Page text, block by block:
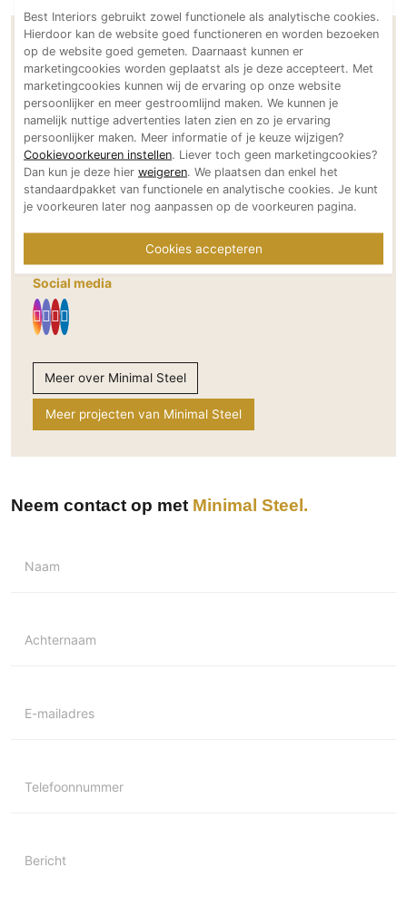
Wandafwerking
Beton Ciré
Behang / Wandtextiel
Natuursteen en keramiek
Leer
Schilderwerk
Stucwerk
Spuitwerk
Audio/Video
Thuisbioscoop
Domotica
Fitnessapparatuur
Akoestiek
Wellness
Contactgegevens Minimal Steel
Adresgegevens
Corsendonk 9
2360 Oud Turnhout
Enkel op afspraak BE
Bereikbaar via
+32 (0)493 194725
info@minimalsteel.com
Social media
Meer over Minimal Steel
Meer projecten van Minimal Steel
Neem contact op met Minimal Steel
Naam
Achternaam
E-mailadres
Telefoonnummer
Bericht
Best Interiors gebruikt zowel functionele als analytische cookies.
Hierdoor kan de website goed functioneren en worden bezoeken
op de website goed gemeten. Daarnaast kunnen er
marketingcookies worden geplaatst als je deze accepteert. Met
marketingcookies kunnen wij de ervaring op onze website
persoonlijker en meer gestroomlijnd maken. We kunnen je
namelijk nuttige advertenties laten zien en zo je ervaring
persoonlijker maken. Meer informatie of je keuze wijzigen?
Cookievoorkeuren instellen. Liever toch geen marketingcookies?
Dan kun je deze hier weigeren. We plaatsen dan enkel het
standaardpakket van functionele en analytische cookies. Je kunt
je voorkeuren later nog aanpassen op de voorkeuren pagina.
Cookies accepteren